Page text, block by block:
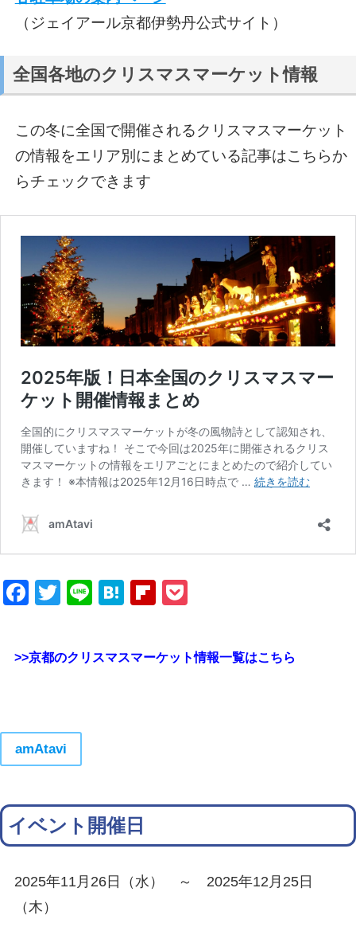
（ジェイアール京都伊勢丹公式サイト）
全国各地のクリスマスマーケット情報
この冬に全国で開催されるクリスマスマーケット
の情報をエリア別にまとめている記事はこちらか
らチェックできます
Facebook
Twitter
LineHatenaFlipboard
>>京都のクリスマスマーケット情報一覧はこちら
amAtavi
イベント開催日
2025年11月26日（水） ～ 2025年12月25日
（木）